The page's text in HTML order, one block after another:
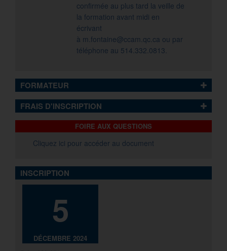
confirmée au plus tard la veille de
la formation avant midi en
écrivant
à m.fontaine@ccam.qc.ca ou par
téléphone au 514.332.0813.
FORMATEUR
FRAIS D'INSCRIPTION
FOIRE AUX QUESTIONS
Cliquez ici pour accéder au document
INSCRIPTION
5
DÉCEMBRE 2024